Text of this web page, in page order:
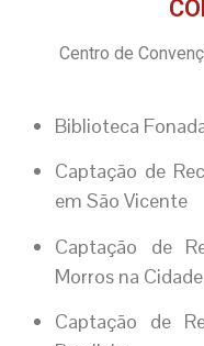
Centro de
Biblioteca
Captação de
em São Vicente
Captação de
Morros na
Captação de